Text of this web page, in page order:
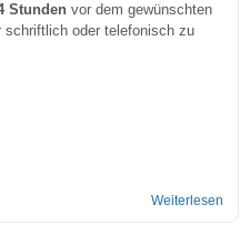
Stunden vor dem gewünschten
schriftlich oder telefonisch zu
Weiterlesen